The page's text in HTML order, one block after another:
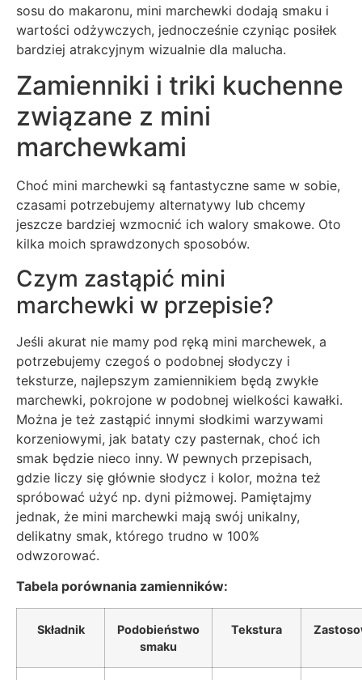
sosu do makaronu, mini marchewki dodają smaku i
wartości odżywczych, jednocześnie czyniąc posiłek
bardziej atrakcyjnym wizualnie dla malucha.
Zamienniki i triki kuchenne
związane z mini
marchewkami
Choć mini marchewki są fantastyczne same w sobie,
czasami potrzebujemy alternatywy lub chcemy
jeszcze bardziej wzmocnić ich walory smakowe. Oto
kilka moich sprawdzonych sposobów.
Czym zastąpić mini
marchewki w przepisie?
Jeśli akurat nie mamy pod ręką mini marchewek, a
potrzebujemy czegoś o podobnej słodyczy i
teksturze, najlepszym zamiennikiem będą zwykłe
marchewki, pokrojone w podobnej wielkości kawałki.
Można je też zastąpić innymi słodkimi warzywami
korzeniowymi, jak bataty czy pasternak, choć ich
smak będzie nieco inny. W pewnych przepisach,
gdzie liczy się głównie słodycz i kolor, można też
spróbować użyć np. dyni piżmowej. Pamiętajmy
jednak, że mini marchewki mają swój unikalny,
delikatny smak, którego trudno w 100%
odwzorować.
Tabela porównania zamienników:
Składnik
Podobieństwo
smaku
Tekstura